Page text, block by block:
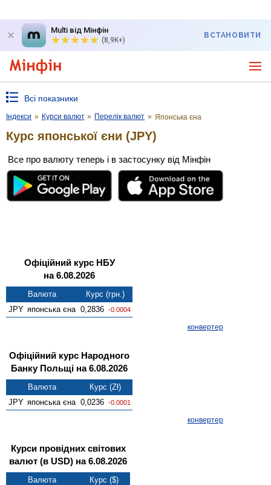
Multi від Мінфін
(8,9K+)
ВСТАНОВИТИ
Всі показники
Індекси » Курси валют » Перелік валют » Японська єна
Курс японської єни (JPY)
Все про валюту теперь і в застосунку від Мінфін
Офіційний курс НБУ
на 6.08.2026
Валюта
Курс (грн.)
JPY японська єна 0,2836 -0.0004
конвертер
Офіційний курс Народного
Банку Польщі на 6.08.2026
Валюта
Курс (Zł)
JPY японська єна 0,0236 -0.0001
конвертер
Курси провідних світових
валют (в USD) на 6.08.2026
Валюта
Курс ($)